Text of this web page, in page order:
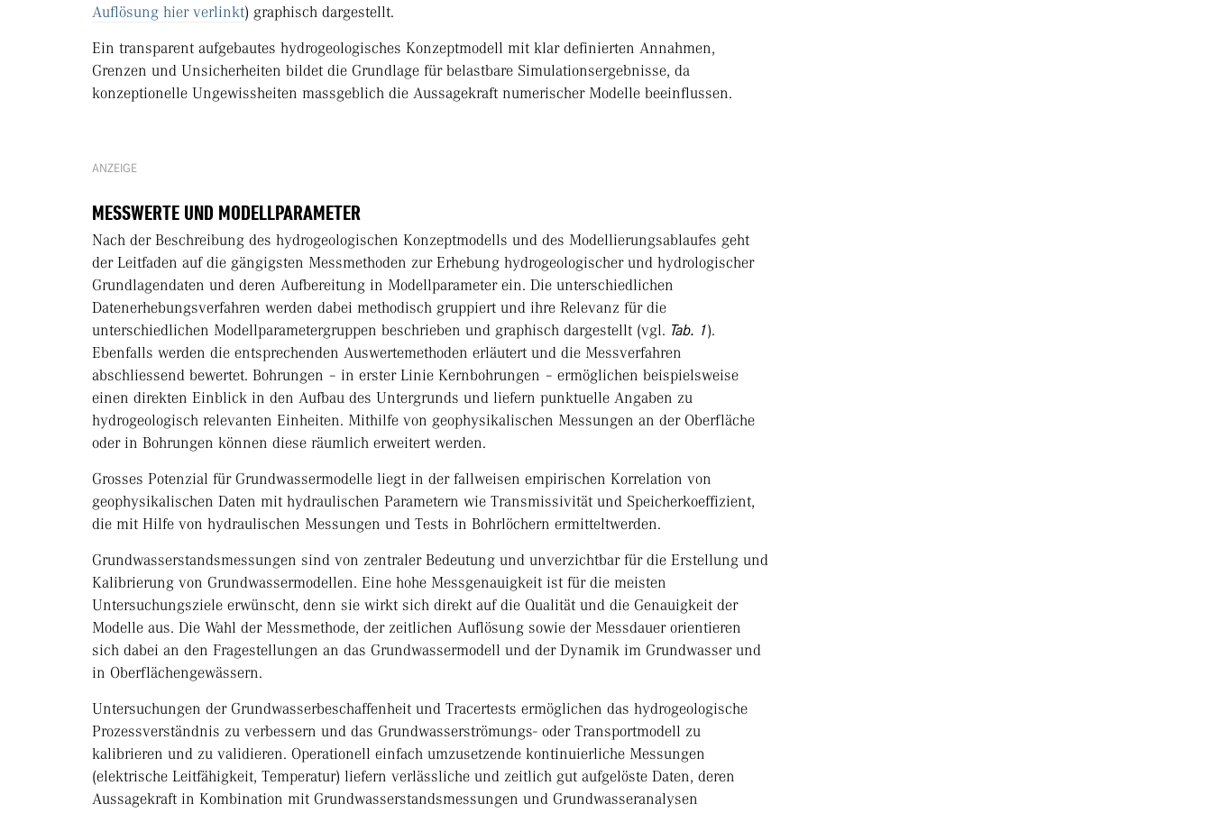
Auflösung hier verlinkt) graphisch dargestellt.
Ein transparent aufgebautes hydrogeologisches Konzeptmodell mit klar definierten Annahmen,
Grenzen und Unsicherheiten bildet die Grundlage für belastbare Simulationsergebnisse, da
konzeptionelle Ungewissheiten massgeblich die Aussagekraft numerischer Modelle beeinflussen.
ANZEIGE
MESSWERTE UND MODELLPARAMETER
Nach der Beschreibung des hydrogeologischen Konzeptmodells und des Modellierungsablaufes geht
der Leitfaden auf die gängigsten Messmethoden zur Erhebung hydrogeologischer und hydrologischer
Grundlagendaten und deren Aufbereitung in Modellparameter ein. Die unterschiedlichen
Datenerhebungsverfahren werden dabei methodisch gruppiert und ihre Relevanz für die
unterschiedlichen Modellparametergruppen beschrieben und graphisch dargestellt (vgl. Tab. 1).
Ebenfalls werden die entsprechenden Auswertemethoden erläutert und die Messverfahren
abschliessend bewertet. Bohrungen – in erster Linie Kernbohrungen – ermöglichen beispielsweise
einen direkten Einblick in den Aufbau des Untergrunds und liefern punktuelle Angaben zu
hydrogeologisch relevanten Einheiten. Mithilfe von geophysikalischen Messungen an der Oberfläche
oder in Bohrungen können diese räumlich erweitert werden.
Grosses Potenzial für Grundwassermodelle liegt in der fallweisen empirischen Korrelation von
geophysikalischen Daten mit hydraulischen Parametern wie Transmissivität und Speicherkoeffizient,
die mit Hilfe von hydraulischen Messungen und Tests in Bohrlöchern ermitteltwerden.
Grundwasserstandsmessungen sind von zentraler Bedeutung und unverzichtbar für die Erstellung und
Kalibrierung von Grundwassermodellen. Eine hohe Messgenauigkeit ist für die meisten
Untersuchungsziele erwünscht, denn sie wirkt sich direkt auf die Qualität und die Genauigkeit der
Modelle aus. Die Wahl der Messmethode, der zeitlichen Auflösung sowie der Messdauer orientieren
sich dabei an den Fragestellungen an das Grundwassermodell und der Dynamik im Grundwasser und
in Oberflächengewässern.
Untersuchungen der Grundwasserbeschaffenheit und Tracertests ermöglichen das hydrogeologische
Prozessverständnis zu verbessern und das Grundwasserströmungs- oder Transportmodell zu
kalibrieren und zu validieren. Operationell einfach umzusetzende kontinuierliche Messungen
(elektrische Leitfähigkeit, Temperatur) liefern verlässliche und zeitlich gut aufgelöste Daten, deren
Aussagekraft in Kombination mit Grundwasserstandsmessungen und Grundwasseranalysen